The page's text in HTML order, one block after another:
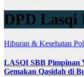
DPD Lasqi
Hiburan & Kesehatan
LASQI SBB Pimpinan
Gemakan Qasidah di